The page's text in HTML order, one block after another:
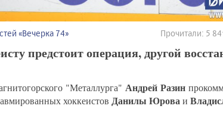
«Вечерка 74» Прочитали: 5
предстоит операция, другой
"Металлурга" Андрей Разин
хоккеистов Данилы Юроваи